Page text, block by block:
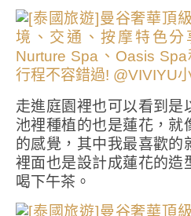
走進庭園裡也可以看到
池裡種植的也是蓮花，
的感覺，其中我最喜歡的
裡面也是設計成蓮花的造
喝下午茶。